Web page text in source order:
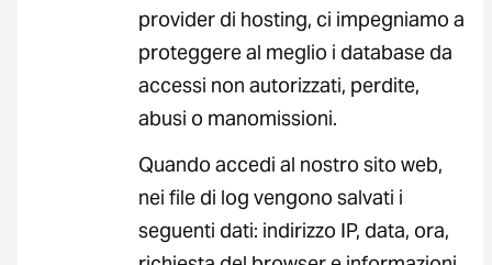
provider di hosting, ci impegniamo a
proteggere al meglio i database da
accessi non autorizzati, perdite,
abusi o manomissioni.
Quando accedi al nostro sito web,
nei file di log vengono salvati i
seguenti dati: indirizzo IP, data, ora,